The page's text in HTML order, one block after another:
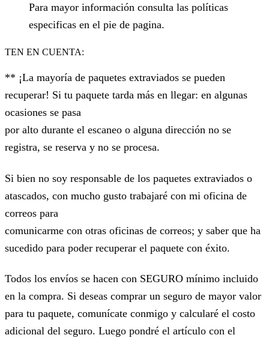
Para mayor información consulta las políticas
especificas en el pie de pagina.
TEN EN CUENTA:
** ¡La mayoría de paquetes extraviados se pueden
recuperar! Si tu paquete tarda más en llegar: en algunas
ocasiones se pasa
por alto durante el escaneo o alguna dirección no se
registra, se reserva y no se procesa.
Si bien no soy responsable de los paquetes extraviados o
atascados, con mucho gusto trabajaré con mi oficina de
correos para
comunicarme con otras oficinas de correos; y saber que ha
sucedido para poder recuperar el paquete con éxito.
Todos los envíos se hacen con SEGURO mínimo incluido
en la compra. Si deseas comprar un seguro de mayor valor
para tu paquete, comunícate conmigo y calcularé el costo
adicional del seguro. Luego pondré el artículo con el